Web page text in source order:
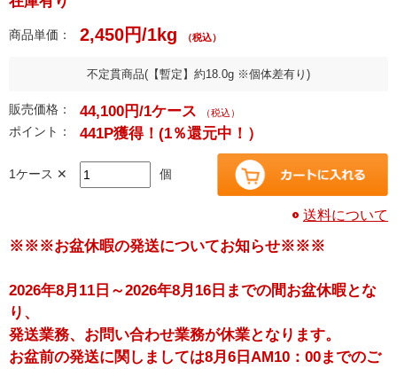
商品単価： 2,450円/1kg （税込）
不定貫商品(【暫定】約18.0g ※個体差有り)
販売価格： 44,100円/1ケース （税込）
ポイント： 441P獲得！ (1％還元中！）
1ケース ✕ 個
送料について
※※※お盆休暇の発送についてお知らせ※※※
2026年8月11日～2026年8月16日までの間お盆休暇とな
り、
発送業務、お問い合わせ業務が休業となります。
お盆前の発送に関しましては8月6日AM10：00までのご